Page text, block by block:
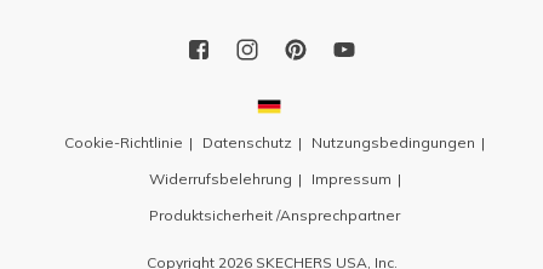
Cookie-Richtlinie Datenschutz
Nutzungsbedingungen
Widerrufsbelehrung
Impressum
Produktsicherheit /Ansprechpartner
Copyright 2026 SKECHERS USA, Inc.